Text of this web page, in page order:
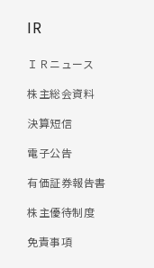
IR
ＩＲニュース
株主総会資料
決算短信
電子公告
有価証券報告書
株主優待制度
免責事項